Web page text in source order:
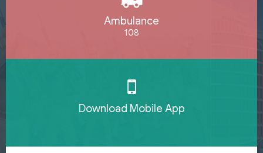
Ambulance
108
Download Mobile App